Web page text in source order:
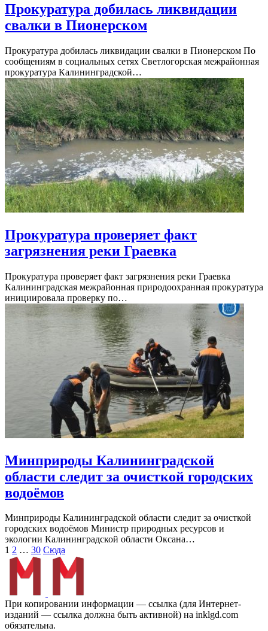
Прокуратура добилась ликвидации
свалки в Пионерском
Прокуратура добилась ликвидации свалки в Пионерском По
сообщениям в социальных сетях Светлогорская межрайонная
прокуратура Калининградской…
Прокуратура проверяет факт
загрязнения реки Граевка
Прокуратура проверяет факт загрязнения реки Граевка
Калининградская межрайонная природоохранная прокуратура
инициировала проверку по…
Минприроды Калининградской
области следит за очисткой городских
водоёмов
Минприроды Калининградской области следит за очисткой
городских водоёмов Министр природных ресурсов и
экологии Калининградской области Оксана…
Пагинация
записей
1 2 … 30 Сюда
При копировании информации — ссылка (для Интернет-
изданий — ссылка должна быть активной) на inklgd.com
обязательна.